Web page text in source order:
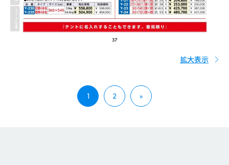
拡大表示
1 2 »